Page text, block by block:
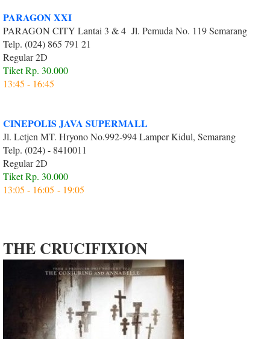
PARAGON XXI
PARAGON CITY Lantai 3 & 4 Jl. Pemuda No. 119 Semarang
Telp. (024) 865 791 21
Regular 2D
Tiket Rp. 30.000
13:45 - 16:45
CINEPOLIS JAVA SUPERMALL
Jl. Letjen MT. Hryono No.992-994 Lamper Kidul, Semarang
Telp. (024) - 8410011
Regular 2D
Tiket Rp. 30.000
13:05 - 16:05 - 19:05
THE CRUCIFIXION